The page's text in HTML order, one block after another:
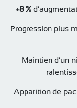
+8 %
Progression plus
Maintien d’un
Apparition de